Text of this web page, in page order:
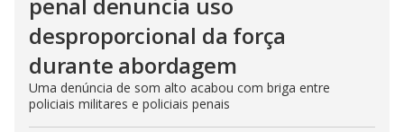
desproporcional da força
durante abordagem
Uma denúncia de som alto acabou com briga entre
policiais militares e policiais penais